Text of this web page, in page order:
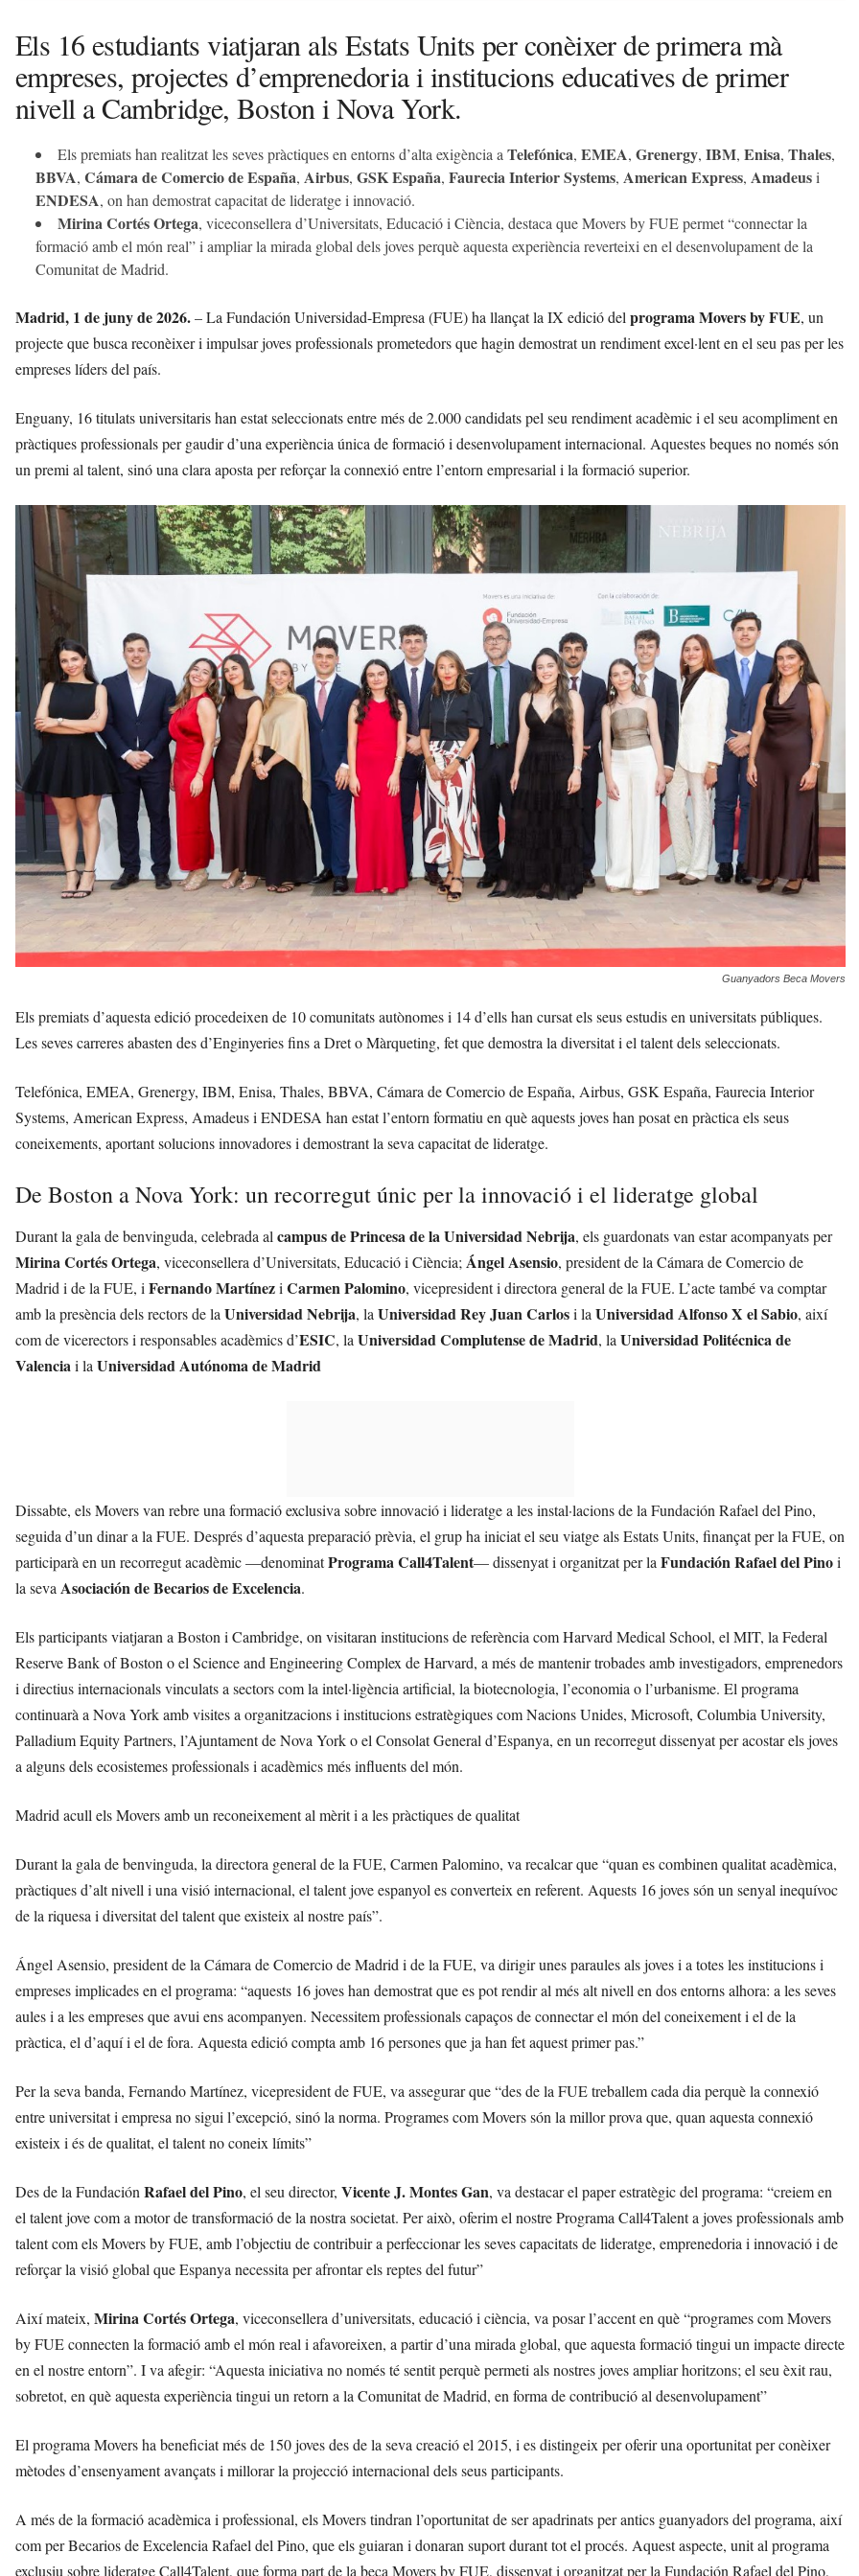
Els 16 estudiants viatjaran als Estats Units per conèixer de primera mà
empreses, projectes d’emprenedoria i institucions educatives de primer
nivell a Cambridge, Boston i Nova York.
Els premiats han realitzat les seves pràctiques en entorns d’alta exigència a Telefónica, EMEA, Grenergy, IBM, Enisa, Thales,
BBVA, Cámara de Comercio de España, Airbus, GSK España, Faurecia Interior Systems, American Express, Amadeusi
ENDESA, on han demostrat capacitat de lideratge i innovació.
Mirina Cortés Ortega, viceconsellera d’Universitats, Educació i Ciència, destaca que Movers by FUE permet “connectar la
formació amb el món real” i ampliar la mirada global dels joves perquè aquesta experiència reverteixi en el desenvolupament de la
Comunitat de Madrid.
Madrid, 1 de juny de 2026.– La Fundación Universidad-Empresa (FUE) ha llançat la IX edició del programa Movers by FUE, un
projecte que busca reconèixer i impulsar joves professionals prometedors que hagin demostrat un rendiment excel·lent en el seu pas per les
empreses líders del país.
Enguany, 16 titulats universitaris han estat seleccionats entre més de 2.000 candidats pel seu rendiment acadèmic i el seu acompliment en
pràctiques professionals per gaudir d’una experiència única de formació i desenvolupament internacional. Aquestes beques no només són
un premi al talent, sinó una clara aposta per reforçar la connexió entre l’entorn empresarial i la formació superior.
Guanyadors Beca Movers
Els premiats d’aquesta edició procedeixen de 10 comunitats autònomes i 14 d’ells han cursat els seus estudis en universitats públiques.
Les seves carreres abasten des d’Enginyeries fins a Dret o Màrqueting, fet que demostra la diversitat i el talent dels seleccionats.
Telefónica, EMEA, Grenergy, IBM, Enisa, Thales, BBVA, Cámara de Comercio de España, Airbus, GSK España, Faurecia Interior
Systems, American Express, Amadeus i ENDESA han estat l’entorn formatiu en què aquests joves han posat en pràctica els seus
coneixements, aportant solucions innovadores i demostrant la seva capacitat de lideratge.
De Boston a Nova York: un recorregut únic per la innovació i el lideratge global
Durant la gala de benvinguda, celebrada alcampus de Princesa de la Universidad Nebrija, els guardonats van estar acompanyats per
Mirina Cortés Ortega, viceconsellera d’Universitats, Educació i Ciència;Ángel Asensio, president de la Cámara de Comercio de
Madrid i de la FUE, iFernando MartíneziCarmen Palomino, vicepresident i directora general de la FUE. L’acte també va comptar
amb la presència dels rectors de laUniversidad Nebrija, laUniversidad Rey Juan Carlosi laUniversidad Alfonso X el Sabio, així
com de vicerectors i responsables acadèmics d’ESIC, laUniversidad Complutense de Madrid, laUniversidad Politécnica de
Valenciai laUniversidad Autónoma de Madrid
Dissabte, els Movers van rebre una formació exclusiva sobre innovació i lideratge a les instal·lacions de la Fundación Rafael del Pino,
seguida d’un dinar a la FUE. Després d’aquesta preparació prèvia, el grup ha iniciat el seu viatge als Estats Units, finançat per la FUE, on
participarà en un recorregut acadèmic —denominatPrograma Call4Talent— dissenyat i organitzat per laFundación Rafael del Pinoi
la sevaAsociación de Becarios de Excelencia.
Els participants viatjaran a Boston i Cambridge, on visitaran institucions de referència com Harvard Medical School, el MIT, la Federal
Reserve Bank of Boston o el Science and Engineering Complex de Harvard, a més de mantenir trobades amb investigadors, emprenedors
i directius internacionals vinculats a sectors com la intel·ligència artificial, la biotecnologia, l’economia o l’urbanisme. El programa
continuarà a Nova York amb visites a organitzacions i institucions estratègiques com Nacions Unides, Microsoft, Columbia University,
Palladium Equity Partners, l’Ajuntament de Nova York o el Consolat General d’Espanya, en un recorregut dissenyat per acostar els joves
a alguns dels ecosistemes professionals i acadèmics més influents del món.
Madrid acull els Movers amb un reconeixement al mèrit i a les pràctiques de qualitat
Durant la gala de benvinguda, la directora general de la FUE, Carmen Palomino, va recalcar que “quan es combinen qualitat acadèmica,
pràctiques d’alt nivell i una visió internacional, el talent jove espanyol es converteix en referent. Aquests 16 joves són un senyal inequívoc
de la riquesa i diversitat del talent que existeix al nostre país”.
Ángel Asensio, president de la Cámara de Comercio de Madrid i de la FUE, va dirigir unes paraules als joves i a totes les institucions i
empreses implicades en el programa: “aquests 16 joves han demostrat que es pot rendir al més alt nivell en dos entorns alhora: a les seves
aules i a les empreses que avui ens acompanyen. Necessitem professionals capaços de connectar el món del coneixement i el de la
pràctica, el d’aquí i el de fora. Aquesta edició compta amb 16 persones que ja han fet aquest primer pas.”
Per la seva banda, Fernando Martínez, vicepresident de FUE, va assegurar que “des de la FUE treballem cada dia perquè la connexió
entre universitat i empresa no sigui l’excepció, sinó la norma. Programes com Movers són la millor prova que, quan aquesta connexió
existeix i és de qualitat, el talent no coneix límits”
Des de la FundaciónRafael del Pino, el seu director, Vicente J. Montes Gan, va destacar el paper estratègic del programa: “creiem en
el talent jove com a motor de transformació de la nostra societat. Per això, oferim el nostre Programa Call4Talent a joves professionals amb
talent com els Movers by FUE, amb l’objectiu de contribuir a perfeccionar les seves capacitats de lideratge, emprenedoria i innovació i de
reforçar la visió global que Espanya necessita per afrontar els reptes del futur”
Així mateix, Mirina Cortés Ortega, viceconsellera d’universitats, educació i ciència, va posar l’accent en què “programes com Movers
by FUE connecten la formació amb el món real i afavoreixen, a partir d’una mirada global, que aquesta formació tingui un impacte directe
en el nostre entorn”. I va afegir: “Aquesta iniciativa no només té sentit perquè permeti als nostres joves ampliar horitzons; el seu èxit rau,
sobretot, en què aquesta experiència tingui un retorn a la Comunitat de Madrid, en forma de contribució al desenvolupament”
El programa Movers ha beneficiat més de 150 joves des de la seva creació el 2015, i es distingeix per oferir una oportunitat per conèixer
mètodes d’ensenyament avançats i millorar la projecció internacional dels seus participants.
A més de la formació acadèmica i professional, els Movers tindran l’oportunitat de ser apadrinats per antics guanyadors del programa, així
com per Becarios de Excelencia Rafael del Pino, que els guiaran i donaran suport durant tot el procés. Aquest aspecte, unit al programa
exclusiu sobre lideratge Call4Talent, que forma part de la beca Movers by FUE, dissenyat i organitzat per la Fundación Rafael del Pino,